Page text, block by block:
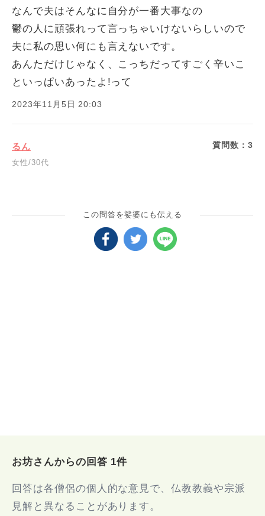
なんで夫はそんなに自分が一番大事なの
鬱の人に頑張れって言っちゃいけないらしいので
夫に私の思い何にも言えないです。
あんただけじゃなく、こっちだってすごく辛いこ
といっぱいあったよ!って
2023年11月5日 20:03
るん
女性/30代
質問数：3
この問答を娑婆にも伝える
お坊さんからの回答 1件
回答は各僧侶の個人的な意見で、仏教教義や宗派
見解と異なることがあります。